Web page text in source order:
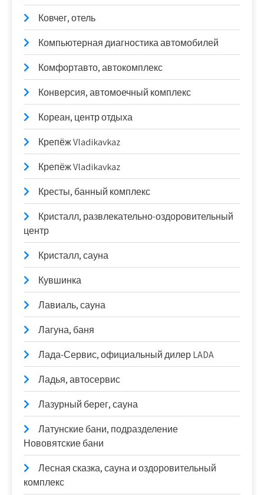
Ковчег, отель
Компьютерная диагностика автомобилей
Комфортавто, автокомплекс
Конверсия, автомоечный комплекс
Кореан, центр отдыха
Крепёж Vladikavkaz
Крепёж Vladikavkaz
Кресты, банный комплекс
Кристалл, развлекательно-оздоровительный
центр
Кристалл, сауна
Кувшинка
Лавиаль, сауна
Лагуна, баня
Лада-Сервис, официальный дилер LADA
Ладья, автосервис
Лазурный берег, сауна
Латунские бани, подразделение
Нововятские бани
Лесная сказка, сауна и оздоровительный
комплекс